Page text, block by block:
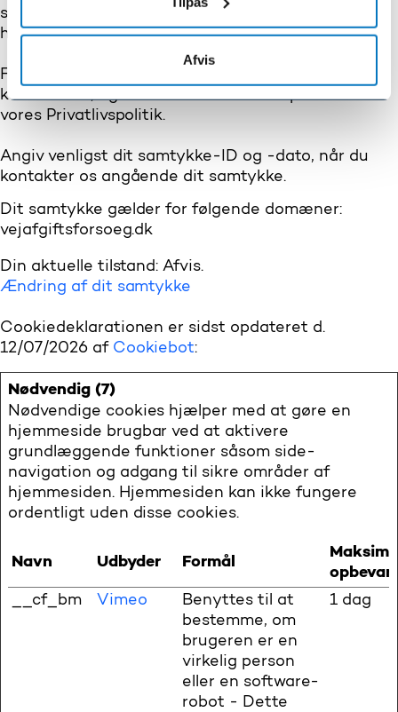
Afvis
samtykke fra Cookiedeklarationen på vores
hjemmeside.
Få mere at vide om, hvem vi er, hvordan du kan
kontakte os, og hvordan vi behandler persondata i
vores Privatlivspolitik.
Angiv venligst dit samtykke-ID og -dato, når du
kontakter os angående dit samtykke.
Dit samtykke gælder for følgende domæner:
vejafgiftsforsoeg.dk
Din aktuelle tilstand: Afvis.
Ændring af dit samtykke
Cookiedeklarationen er sidst opdateret d.
12/07/2026 af Cookiebot:
Nødvendig (7)
Nødvendige cookies hjælper med at gøre en
hjemmeside brugbar ved at aktivere
grundlæggende funktioner såsom side-
navigation og adgang til sikre områder af
hjemmesiden. Hjemmesiden kan ikke fungere
ordentligt uden disse cookies.
Navn Udbyder Formål
__cf_bm
Vimeo
Benyttes til at
bestemme, om
brugeren er en
virkelig person
eller en software-
robot - Dette
1 dag